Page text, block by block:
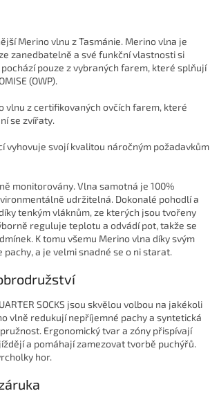
Merino vlnu z Tasmánie. Merino vlna je
zanedbatelně a své funkční vlastnosti si
pouze z vybraných farem, které splňují
(OWP).
vlnu z certifikovaných ovčích farem, které
se zvířaty.
vyhovuje svojí kvalitou náročným požadavkům
monitorovány. Vlna samotná je 100%
udržitelná. Dokonalé pohodlí a
tenkým vláknům, ze kterých jsou tvořeny
reguluje teplotu a odvádí pot, takže se
K tomu všemu Merino vlna díky svým
a je velmi snadné se o ni starat.
SOCKS jsou skvělou volbou na jakékoli
vlně redukují nepříjemné pachy a syntetická
Ergonomický tvar a zóny přispívají
a pomáhají zamezovat tvorbě puchýřů.
hor.